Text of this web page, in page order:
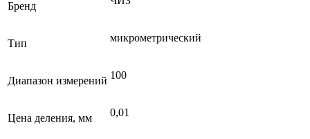
Бренд
Тип микрометрический
Диапазон измерений 100
Цена деления, мм 0,01